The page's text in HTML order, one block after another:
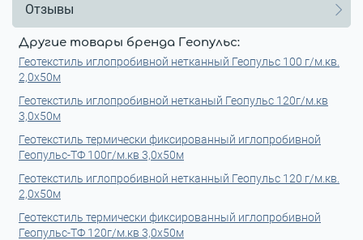
Отзывы
Другие товары бренда Геопульс:
Геотекстиль иглопробивной нетканный Геопульс 100 г/м.кв.
2,0x50м
Геотекстиль иглопробивной нетканый Геопульс 120г/м.кв
3,0x50м
Геотекстиль термически фиксированный иглопробивной
Геопульс-ТФ 100г/м.кв 3,0x50м
Геотекстиль иглопробивной нетканный Геопульс 120 г/м.кв.
2,0x50м
Геотекстиль термически фиксированный иглопробивной
Геопульс-ТФ 120г/м.кв 3,0x50м